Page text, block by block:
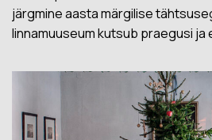
järgmine aasta märgilise
linnamuuseum kutsub praegusi ja